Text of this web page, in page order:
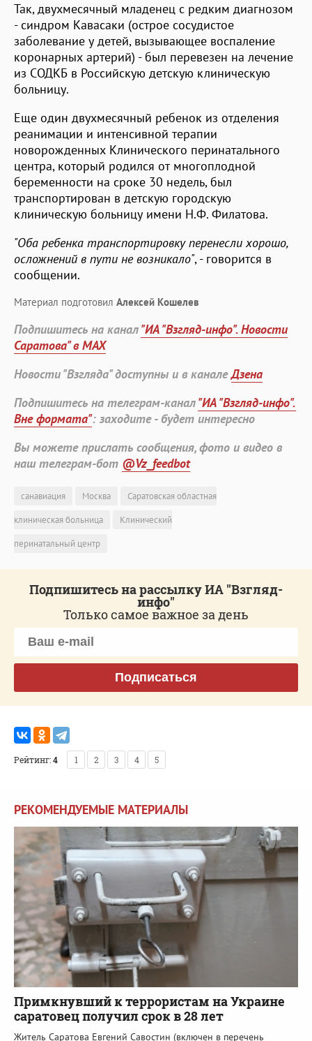
Так, двухмесячный младенец с редким диагнозом
- синдром Кавасаки (острое сосудистое
заболевание у детей, вызывающее воспаление
коронарных артерий) - был перевезен на лечение
из СОДКБ в Российскую детскую клиническую
больницу.
Еще один двухмесячный ребенок из отделения
реанимации и интенсивной терапии
новорожденных Клинического перинатального
центра, который родился от многоплодной
беременности на сроке 30 недель, был
транспортирован в детскую городскую
клиническую больницу имени Н.Ф. Филатова.
"Оба ребенка транспортировку перенесли хорошо,
осложнений в пути не возникало", - говорится в
сообщении.
Материал подготовил Алексей Кошелев
Подпишитесь на канал"ИА "Взгляд-инфо". Новости
Саратова" в MAX
Новости "Взгляда" доступны и в каналеДзена
Подпишитесь на телеграм-канал"ИА "Взгляд-инфо".
Вне формата": заходите - будет интересно
Вы можете прислать сообщения, фото и видео в
наш телеграм-бот @Vz_feedbot
санавиация Москва
Саратовская областная
клиническая больница
Клинический
перинатальный центр
Подпишитесь на рассылку ИА "Взгляд-
инфо"
Только самое важное за день
Подписаться
Рейтинг:4 1 2 3 4 5
РЕКОМЕНДУЕМЫЕ МАТЕРИАЛЫ
Примкнувший к террористам на Украине
саратовец получил срок в 28 лет
Житель Саратова Евгений Савостин (включен в перечень